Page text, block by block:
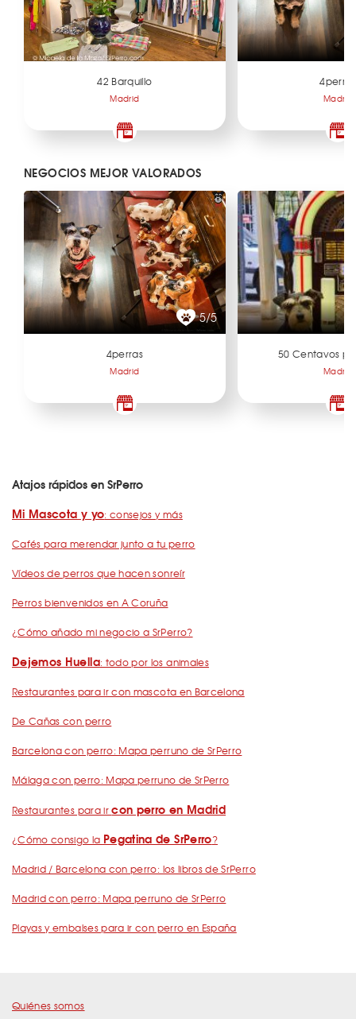
42 Barquillo
Madrid
4perras
Madrid
NEGOCIOS MEJOR VALORADOS
5/5
4perras
Madrid
50 Centavos
Madrid
Atajos rápidos en SrPerro
Mi Mascota y yo: consejos y más
Cafés para merendar junto a tu perro
Vídeos de perros que hacen sonreír
Perros bienvenidos en A Coruña
¿Cómo añado mi negocio a SrPerro?
Dejemos Huella: todo por los animales
Restaurantes para ir con mascota en Barcelona
De Cañas con perro
Barcelona con perro: Mapa perruno de SrPerro
Málaga con perro: Mapa perruno de SrPerro
Restaurantes para ircon perro en Madrid
¿Cómo consigo la Pegatina de SrPerro?
Madrid / Barcelona con perro: los libros de SrPerro
Madrid con perro: Mapa perruno de SrPerro
Playas y embalses para ir con perro en España
Quiénes somos